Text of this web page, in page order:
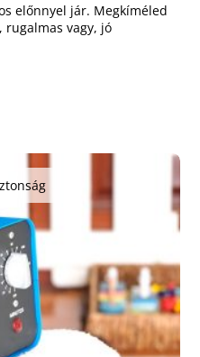
előnnyel jár. Megkíméled
rugalmas vagy, jó